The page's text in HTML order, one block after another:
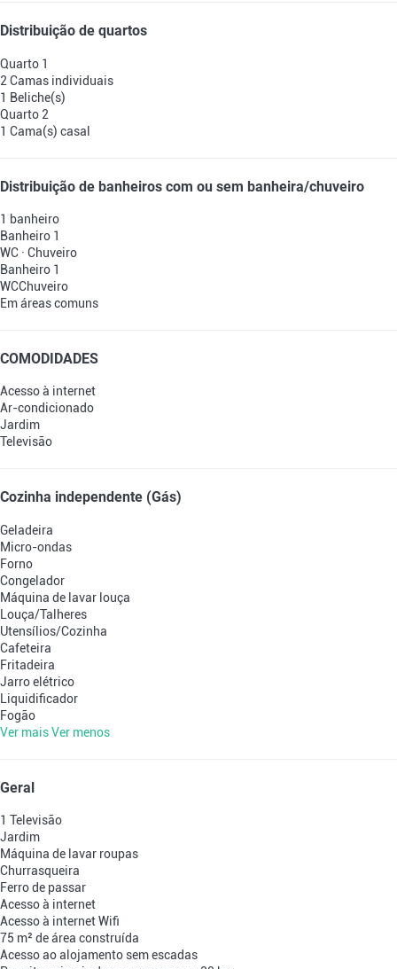
Distribuição de quartos
Quarto 1
2 Camas individuais
1 Beliche(s)
Quarto 2
1 Cama(s) casal
Distribuição de banheiros com ou sem banheira/chuveiro
1 banheiro
Banheiro 1
WC · Chuveiro
Banheiro 1
WCChuveiro
Em áreas comuns
COMODIDADES
Acesso à internet
Ar-condicionado
Jardim
Televisão
Cozinha independente (Gás)
Geladeira
Micro-ondas
Forno
Congelador
Máquina de lavar louça
Louça/Talheres
Utensílios/Cozinha
Cafeteira
Fritadeira
Jarro elétrico
Liquidificador
Fogão
Ver maisVer menos
Geral
1 Televisão
Jardim
Máquina de lavar roupas
Churrasqueira
Ferro de passar
Acesso à internet
Acesso à internetWifi
75 m² de área construída
Acesso ao alojamento sem escadas